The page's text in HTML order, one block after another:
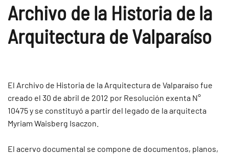
Archivo de la Historia de la
Arquitectura de Valparaíso
El Archivo de Historia de la Arquitectura de Valparaíso fue
creado el 30 de abril de 2012 por Resolución exenta N°
10475 y se constituyó a partir del legado de la arquitecta
Myriam Waisberg Isaczon.
El acervo documental se compone de documentos, planos,